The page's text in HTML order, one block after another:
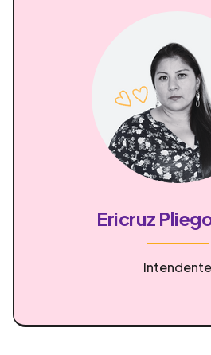
Ericruz
Intendente